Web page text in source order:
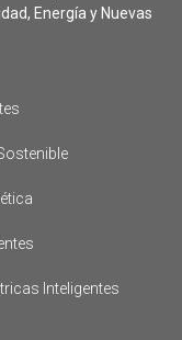
Energía y Nuevas
Inteligentes